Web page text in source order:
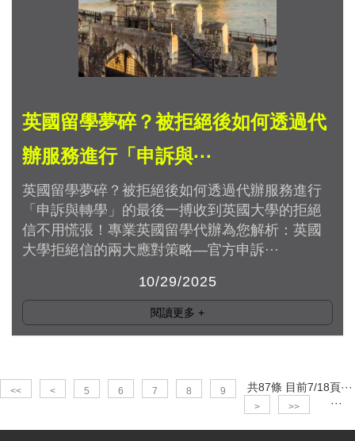
英國留學夢碎？被拒絕後如何透過代
辦服務進行「申訴與···
英國留學夢碎？被拒絕後如何透過代辦服務進行
「申訴與轉學」的最後一搏收到英國大學的拒絕
信不用慌張！專業英國留學代辦為您解析：英國
大學拒絕信的兩大應對策略—官方申訴···
10/29/2025
閱讀更多 +
共87條 目前7/18頁
<< < ···
5 6 7 8 9
···
> >>